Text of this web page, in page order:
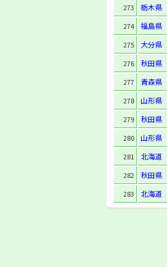
273 栃木県
274 福島県
275 大分県
276 秋田県
277 青森県
278 山形県
279 秋田県
280 山形県
281 北海道
282 秋田県
283 北海道